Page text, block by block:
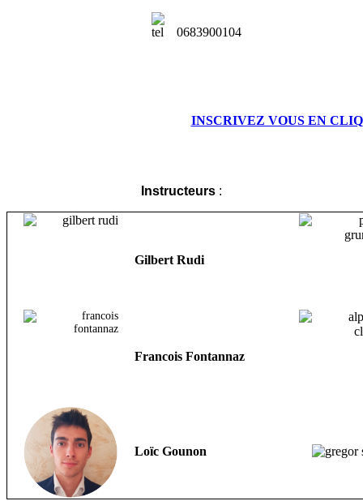
0683900104
INSCRIVEZ VOUS EN
Instructeurs :
Gilbert Rudi
Francois Fontannaz
Loïc Gounon